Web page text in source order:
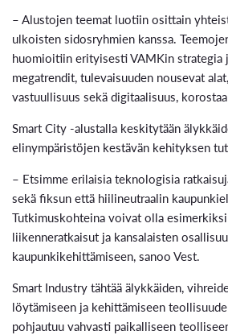
– Alustojen teemat luotiin osittain
ulkoisten sidosryhmien kanssa.
huomioitiin erityisesti VAMKin strategia
megatrendit, tulevaisuuden nousevat
vastuullisuus sekä digitaalisuus,
Smart City -alustalla keskitytään
elinympäristöjen kestävän kehityksen
– Etsimme erilaisia teknologisia
sekä fiksun että hiilineutraalin
Tutkimuskohteina voivat olla
liikenneratkaisut ja kansalaisten
kaupunkikehittämiseen, sanoo Vest.
Smart Industry tähtää älykkäiden,
löytämiseen ja kehittämiseen
pohjautuu vahvasti paikalliseen